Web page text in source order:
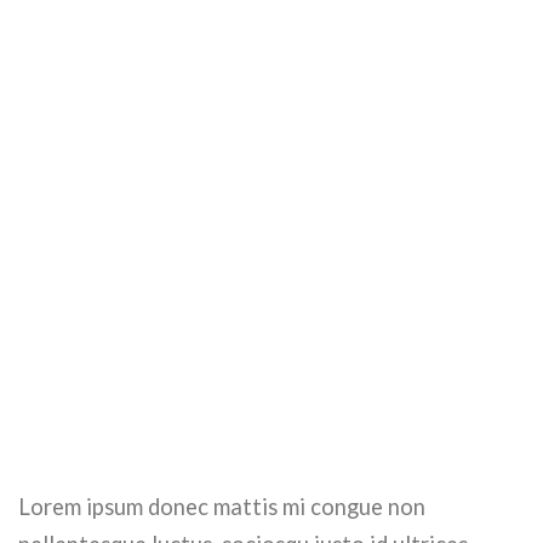
Lorem ipsum donec mattis mi congue non